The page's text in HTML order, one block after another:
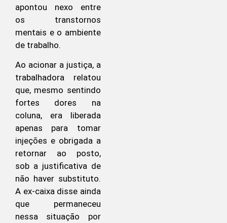
apontou nexo entre
os transtornos
mentais e o ambiente
de trabalho.
Ao acionar a justiça, a
trabalhadora relatou
que, mesmo sentindo
fortes dores na
coluna, era liberada
apenas para tomar
injeções e obrigada a
retornar ao posto,
sob a justificativa de
não haver substituto.
A ex-caixa disse ainda
que permaneceu
nessa situação por